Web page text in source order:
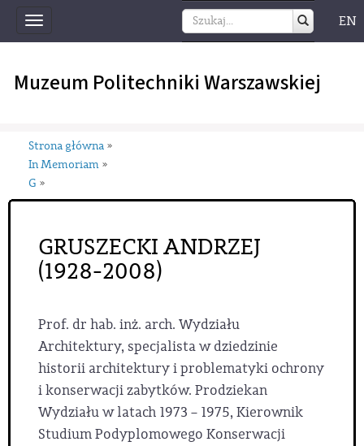
Toggle
navigation
EN
Muzeum Politechniki Warszawskiej
Strona główna »
In Memoriam »
G »
GRUSZECKI ANDRZEJ
(1928-2008)
Prof. dr hab. inż. arch. Wydziału
Architektury, specjalista w dziedzinie
historii architektury i problematyki ochrony
i konserwacji zabytków. Prodziekan
Wydziału w latach 1973 – 1975, Kierownik
Studium Podyplomowego Konserwacji